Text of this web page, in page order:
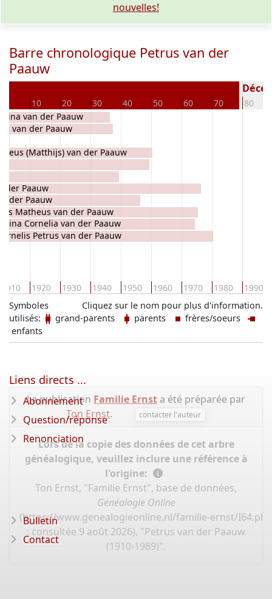
nouvelles!
Barre chronologique Petrus van der
Paauw
10 20 30 40 50 60 70 80
1910 1920 1930 1940 1950 1960 1970 1980 1990
van der Paauw
der Paauw
der Paauw
van der Paauw
Matheus van der Paauw
Cornelia van der Paauw
(Matthijs) van der Paauw
Petrus van der Paauw
Cliquez sur le nom pour plus d'information.
Symboles
utilisés:
grand-parents parents
frères/soeurs
enfants
La publication Familie Ernst a été préparée par
Ton Ernst. contacter l'auteur
Lors de la copie des données de cet arbre
généalogique, veuillez inclure une référence à
l'origine:
Ton Ernst, "Familie Ernst", base de données,
Généalogie Online
(https://www.genealogieonline.nl/familie-ernst/I64.php
: consultée 9 août 2026), "Petrus van der Paauw
(1910-1989)".
Liens directs ...
Abonnement
Question/réponse
Renonciation
Bulletin
Contact